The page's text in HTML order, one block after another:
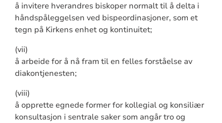
å invitere hverandres biskoper normalt til å delta i
håndspåleggelsen ved bispeordinasjoner, som et
tegn på Kirkens enhet og kontinuitet;
(vii)
å arbeide for å nå fram til en felles forståelse av
diakontjenesten;
(viii)
å opprette egnede former for kollegial og konsiliær
konsultasjon i sentrale saker som angår tro og